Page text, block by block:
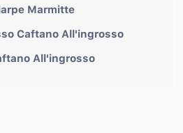
Marmitte
Caftano All'ingrosso
All'ingrosso